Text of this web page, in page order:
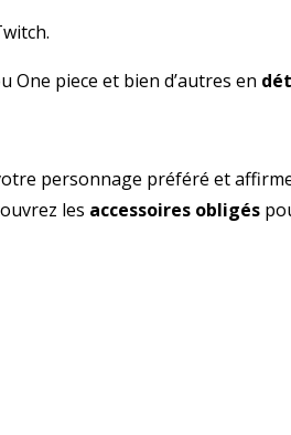
One piece et bien d’autres en
personnage préféré et
les accessoires obligés